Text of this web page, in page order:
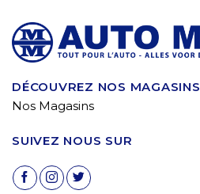
DÉCOUVREZ NOS MAGASINS
Nos Magasins
SUIVEZ NOUS SUR